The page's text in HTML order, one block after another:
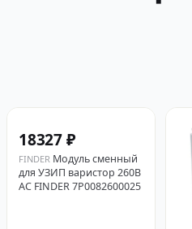
18327 ₽
FINDER Модуль сменный
для УЗИП варистор 260В
AC FINDER 7P0082600025